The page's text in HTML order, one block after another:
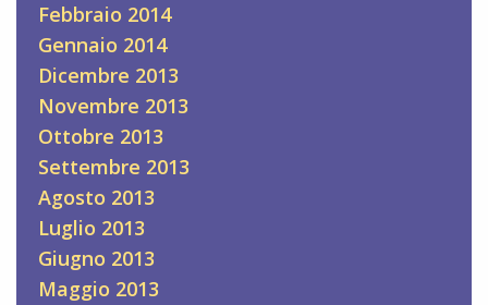
Febbraio 2014
Gennaio 2014
Dicembre 2013
Novembre 2013
Ottobre 2013
Settembre 2013
Agosto 2013
Luglio 2013
Giugno 2013
Maggio 2013